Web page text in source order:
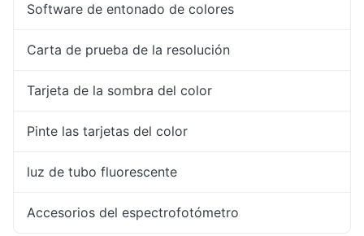
Software de entonado de colores
Carta de prueba de la resolución
Tarjeta de la sombra del color
Pinte las tarjetas del color
luz de tubo fluorescente
Accesorios del espectrofotómetro